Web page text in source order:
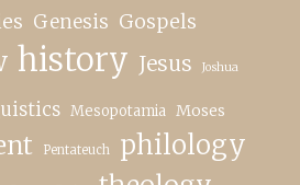
Genesis Gospels
history Jesus Joshua
Mesopotamia Moses
Pentateuch philology